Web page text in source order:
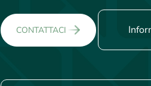
CONTATTACI